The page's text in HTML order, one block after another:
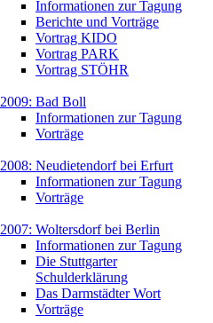
Informationen zur Tagung
Berichte und Vorträge
Vortrag KIDO
Vortrag PARK
Vortrag STÖHR
2009: Bad Boll
Informationen zur Tagung
Vorträge
2008: Neudietendorf bei Erfurt
Informationen zur Tagung
Vorträge
2007: Woltersdorf bei Berlin
Informationen zur Tagung
Die Stuttgarter
Schulderklärung
Das Darmstädter Wort
Vorträge